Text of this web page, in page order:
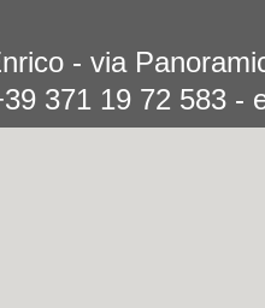
- via
371 19 72 583 -